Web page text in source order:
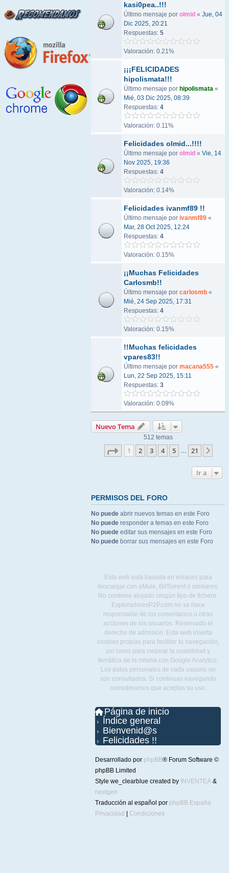
kasi0pea..!!!
Último mensaje por olmid « Jue, 04
Dic 2025, 20:21
Respuestas: 5
Valoración: 0.21%
¡¡¡FELICIDADES
hipolismata!!!
Último mensaje por hipolismata «
Mié, 03 Dic 2025, 08:39
Respuestas: 4
Valoración: 0.11%
Felicidades olmid...!!!!
Último mensaje por olmid « Vie, 14
Nov 2025, 19:36
Respuestas: 4
Valoración: 0.14%
Felicidades ivanmf89 !!
Último mensaje por ivanmf89 «
Mar, 28 Oct 2025, 12:24
Respuestas: 4
Valoración: 0.15%
¡¡Muchas Felicidades
Carlosmb!!
Último mensaje por carlosmb «
Mié, 24 Sep 2025, 17:31
Respuestas: 4
Valoración: 0.15%
!!Muchas felicidades
vpares83!!
Último mensaje por macana555 «
Lun, 22 Sep 2025, 15:11
Respuestas: 3
Valoración: 0.09%
Nuevo Tema
512 temas
Página de 21
1 2 3 4 5 … 21
Ir a
PERMISOS DEL FORO
No puede abrir nuevos temas en este Foro
No puede responder a temas en este Foro
No puede editar sus mensajes en este Foro
No puede borrar sus mensajes en este Foro
Esta web está basada en enlaces para
descargar con eMule, BitTorrent o similares.
No contiene alojado ningún tipo de fichero.
ExploradoresP2P.com no se hace
responsable de los comentarios u otras
acciones de los usuarios. Reservado el
derecho de admisión. Esta web inserta
cookies propias para facilitar tu navegación,
así como para mejorar la usabilidad y
temática de la misma con Google Analytics.
Los datos personales de cada usuario no
son consultados. Si continuas navegando
consideramos que aceptas su uso.
Página de inicio
Índice general
Bienvenid@s
Felicidades !!
Desarrollado por phpBB® Forum Software ©
phpBB Limited
Style we_clearblue created by INVENTEA &
nextgen
Traducción al español por phpBB España
Privacidad
Condiciones